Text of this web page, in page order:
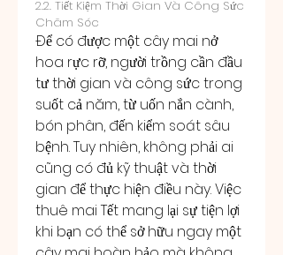
2.2. Tiết Kiệm Thời Gian Và Công Sức
Chăm Sóc
Để có được một cây mai nở
hoa rực rỡ, người trồng cần đầu
tư thời gian và công sức trong
suốt cả năm, từ uốn nắn cành,
bón phân, đến kiểm soát sâu
bệnh. Tuy nhiên, không phải ai
cũng có đủ kỹ thuật và thời
gian để thực hiện điều này. Việc
thuê mai Tết mang lại sự tiện lợi
khi bạn có thể sở hữu ngay một